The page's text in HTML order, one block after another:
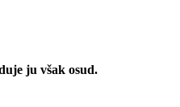
ju však osud.